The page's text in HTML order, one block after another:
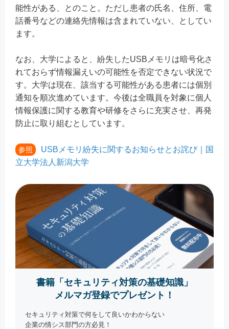
能性がある、とのこと。ただし患者の氏名、住所、電
話番号などの連絡先情報は含まれていない、としてい
ます。
なお、大学によると、紛失したUSBメモリは暗号化さ
れておらず情報漏えいの可能性を否定できない状況で
す。大学は現在、該当する可能性がある患者には個別
通知を順次進めています。今後は全職員を対象に個人
情報保護に関する教育や研修をさらに充実させ、再発
防止に取り組むとしています。
参照
USBメモリ紛失に関するお知らせとお詫び｜国
立大学法人新潟大学
書籍「セキュリティ対策の基礎知識」
メルマガ登録でプレゼント！
セキュリティ対策で何をして良いかわからない
企業の情シス部門の方必見！